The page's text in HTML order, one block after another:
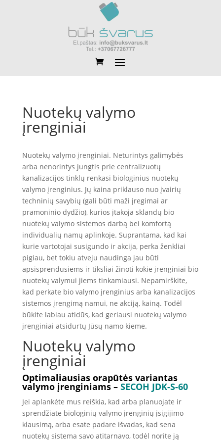
Nuotekų valymo
įrenginiai
Nuotekų valymo įrenginiai. Neturintys galimybės
arba nenorintys jungtis prie centralizuotų
kanalizacijos tinklų renkasi biologinius nuotekų
valymo įrenginius. Jų kaina priklauso nuo įvairių
techninių savybių (gali būti maži įregimai ar
pramoninio dydžio), kurios įtakoja sklandų bio
nuotekų valymo sistemos darbą bei komfortą
individualių namų aplinkoje. Suprantama, kad kai
kurie vartotojai susigundo ir akcija, perka ženkliai
pigiau, bet tokiu atveju naudinga jau būti
apsisprendusiems ir tiksliai žinoti kokie įrenginiai bio
nuotekų valymui jiems tinkamiausi. Nepamirškite,
kad perkate bio valymo įrenginius arba kanalizacijos
sistemos įrengimą namui, ne akciją, kainą. Todėl
būkite labiau atidūs, kad geriausi nuotekų valymo
įrenginiai atsidurtų Jūsų namo kieme.
Nuotekų valymo
įrenginiai
Optimaliausias orapūtės variantas
valymo įrenginiams – SECOH JDK-S-60
Jei aplankėte mus reiškia, kad arba planuojate ir
sprendžiate biologinių valymo įrenginių įsigijimo
klausimą, arba esate padare išvadas, kad sena
nuotekų sistema savo atitarnavo, todėl norite ją